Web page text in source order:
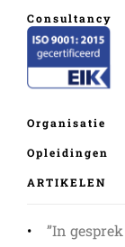
ARTIKELEN
”In